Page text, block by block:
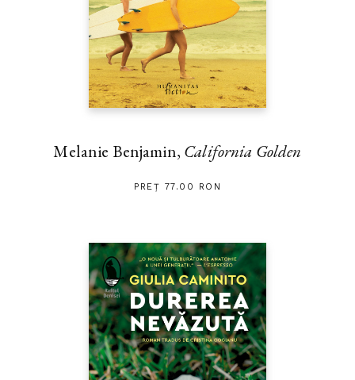
Melanie Benjamin, California Golden
PREȚ 77.00 RON